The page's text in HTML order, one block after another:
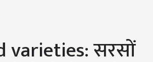
varieties: सरसों